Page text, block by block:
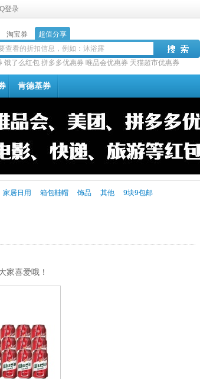
登录
淘宝券 超值分享
饿了么红包 拼多多优惠券 唯品会优惠券 天猫超市优惠券
肯德基券
家居日用 箱包鞋帽 饰品 其他 9块9包邮
家喜爱哦！